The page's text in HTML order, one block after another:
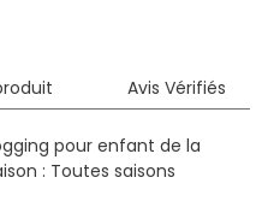
Avis Vérifiés
pour enfant de la
: Toutes saisons